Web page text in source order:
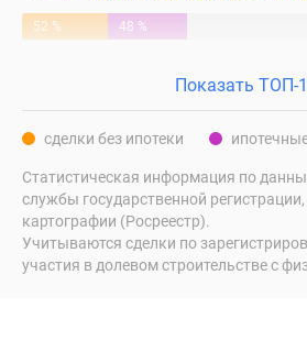
52 % 48 %
Показать ТОП-
сделки без ипотеки
Статистическая информация по
службы государственной
картографии (Росреестр).
Учитываются сделки по
участия в долевом строительстве с